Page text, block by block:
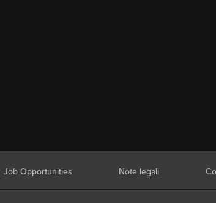
Job Opportunities Note legali